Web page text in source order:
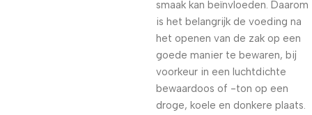
smaak kan beïnvloeden. Daarom
is het belangrijk de voeding na
het openen van de zak op een
goede manier te bewaren, bij
voorkeur in een luchtdichte
bewaardoos of -ton op een
droge, koele en donkere plaats.